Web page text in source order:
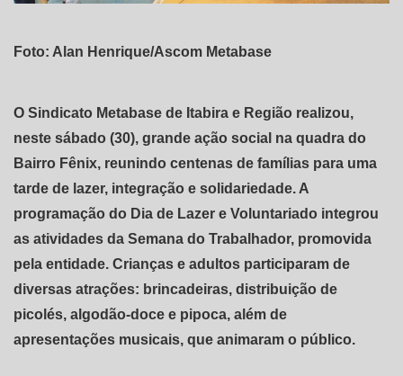
Foto: Alan Henrique/Ascom Metabase
O Sindicato Metabase de Itabira e Região realizou,
neste sábado (30), grande ação social na quadra do
Bairro Fênix, reunindo centenas de famílias para uma
tarde de lazer, integração e solidariedade. A
programação do Dia de Lazer e Voluntariado integrou
as atividades da Semana do Trabalhador, promovida
pela entidade. Crianças e adultos participaram de
diversas atrações: brincadeiras, distribuição de
picolés, algodão-doce e pipoca, além de
apresentações musicais, que animaram o público.